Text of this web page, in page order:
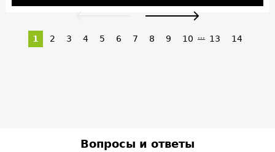
1 2 3 4 5 6 7 8 9 10 ... 13 14
Вопросы и ответы